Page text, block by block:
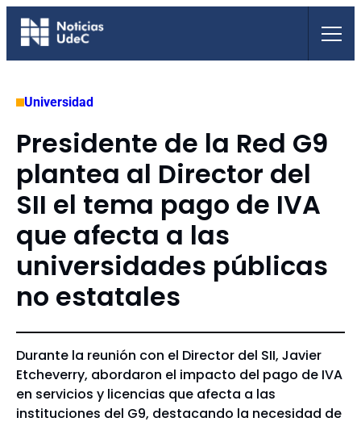
Saltar
Universidad
Presidente de la Red G9
plantea al Director del
SII el tema pago de IVA
que afecta a las
universidades públicas
no estatales
Durante la reunión con el Director del SII, Javier
Etcheverry, abordaron el impacto del pago de IVA
en servicios y licencias que afecta a las
instituciones del G9, destacando la necesidad de